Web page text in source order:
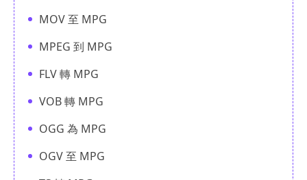
MOV 至 MPG
MPEG 到 MPG
FLV 轉 MPG
VOB 轉 MPG
OGG 為 MPG
OGV 至 MPG